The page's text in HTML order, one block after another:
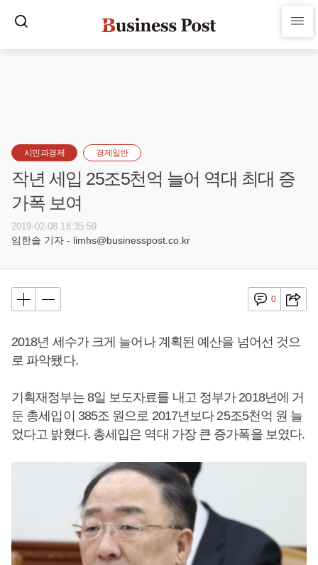
시민과경제 경제일반
작년 세입 25조5천억 늘어 역대 최대 증
가폭 보여
2019-02-08 18:35:59
임한솔 기자 - limhs@businesspost.co.kr
0
2018년 세수가 크게 늘어나 계획된 예산을 넘어선 것으
로 파악됐다.
기획재정부는 8일 보도자료를 내고 정부가 2018년에 거
둔 총세입이 385조 원으로 2017년보다 25조5천억 원 늘
었다고 밝혔다. 총세입은 역대 가장 큰 증가폭을 보였다.